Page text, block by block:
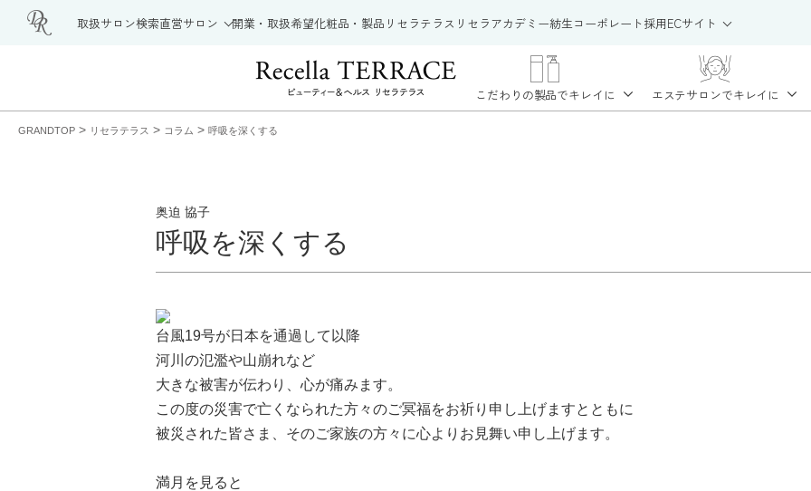
取扱サロン検索直営サロン 開業・取扱希望化粧品・製品 リセラテラス リセラアカデミー紡生コーポレート採用ECサイト
こだわりの製品でキレイに エステサロンでキレイに
GRANDTOP > リセラテラス > コラム > 呼吸を深くする
奥迫 協子
呼吸を深くする
台風19号が日本を通過して以降
河川の氾濫や山崩れなど
大きな被害が伝わり、心が痛みます。
この度の災害で亡くなられた方々のご冥福をお祈り申し上げますとともに
被災された皆さま、そのご家族の方々に心よりお見舞い申し上げます。
満月を見ると